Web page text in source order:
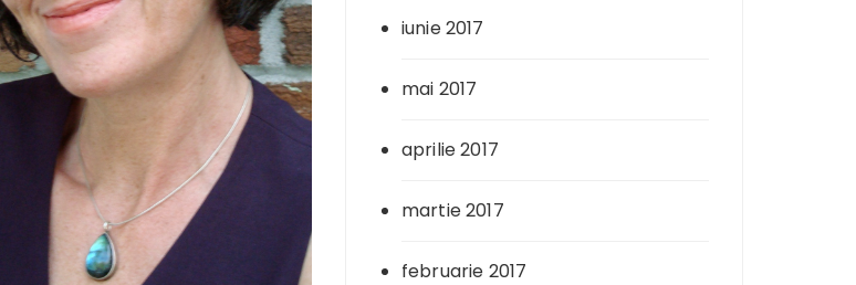
iunie 2017
mai 2017
aprilie 2017
martie 2017
februarie 2017